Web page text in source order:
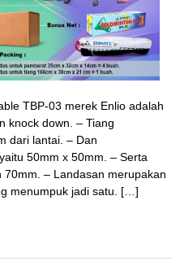
TBP-03 merek Enlio adalah
knock down. – Tiang
dari lantai. – Dan
50mm x 50mm. – Serta
– Landasan merupakan
menumpuk jadi satu. […]